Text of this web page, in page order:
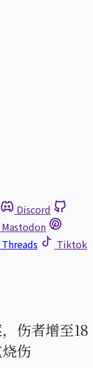
Discord
Mastodon
Threads
Tiktok
伤者增至18
伤